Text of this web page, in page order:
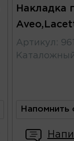
Накладка
Артикул :
Напомнить